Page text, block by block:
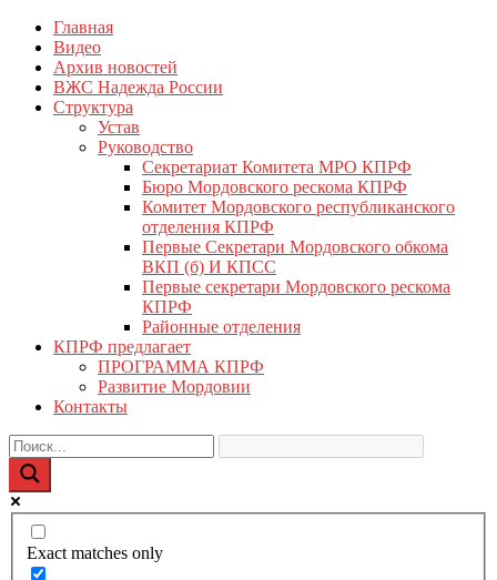
Перейти
содержимому
КПРФ Мордовия
Мордовское Региональное отделение КПРФ
Главная
Видео
Архив новостей
ВЖС Надежда России
Структура
Устав
Руководство
Секретариат Комитета МРО КПРФ
Бюро Мордовского рескома КПРФ
Комитет Мордовского республиканского
отделения КПРФ
Первые Секретари Мордовского обкома
ВКП (б) И КПСС
Первые секретари Мордовского рескома
КПРФ
Районные отделения
КПРФ предлагает
ПРОГРАММА КПРФ
Развитие Мордовии
Контакты
Exact matches only